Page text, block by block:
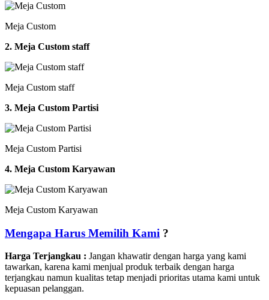
Meja Custom
2. Meja Custom staff
Meja Custom staff
3. Meja Custom Partisi
Meja Custom Partisi
4. Meja Custom Karyawan
Meja Custom Karyawan
Mengapa Harus Memilih Kami ?
Harga Terjangkau : Jangan khawatir dengan harga yang kami
tawarkan, karena kami menjual produk terbaik dengan harga
terjangkau namun kualitas tetap menjadi prioritas utama kami untuk
kepuasan pelanggan.